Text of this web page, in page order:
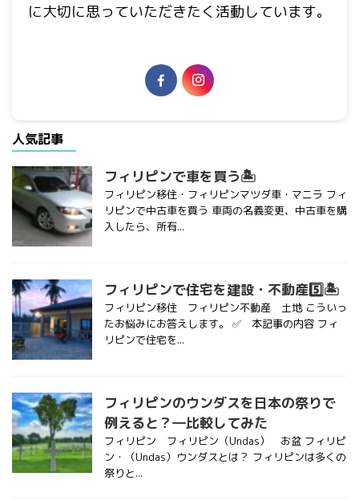
に大切に思っていただきたく活動しています。
人気記事
フィリピンで車を買う🏝
フィリピン移住・フィリピンマツダ車・マニラ フィ
リピンで中古車を買う 車両の名義変更、中古車を購
入したら、所有...
フィリピンで住宅を建設・不動産5️⃣🏝
フィリピン移住 フィリピン不動産 土地 こういっ
たお悩みにお答えします。 ✅ 本記事の内容 フィ
リピンで住宅を...
フィリピンのウンダスを日本の祭りで
例えると？―比較してみた
フィリピン フィリピン（Undas） お盆 フィリピ
ン・（Undas）ウンダスとは？ フィリピンは多くの
祭りと...